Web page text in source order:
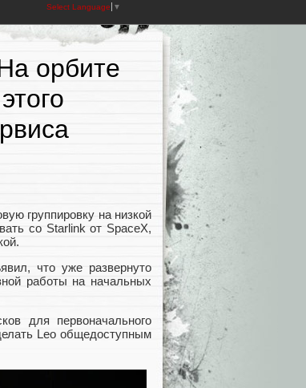
Select Language ▼
орбите
группировку на низкой
со Starlink от SpaceX,
что уже развернуто
работы на начальных
для первоначального
Leo общедоступным